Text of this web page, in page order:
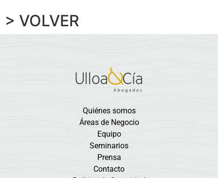
> VOLVER
Quiénes somos
Áreas de Negocio
Equipo
Seminarios
Prensa
Contacto